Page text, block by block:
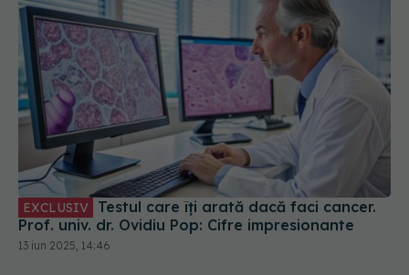
EXCLUSIV
Prof. univ. dr. Ovidiu Pop: Cifre impresionante
13 iun 2025, 14:46